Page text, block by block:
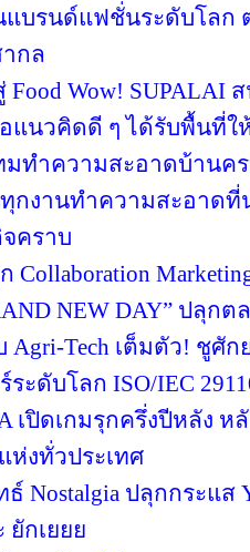
แบรนด์แฟชั่นระดับโลก
กล
Food Wow! SUPALAI
อแนวคิดดี ๆ ได้รับพื้นที่ใ
ทำความสะอาดบ้านค
กงานทำความสะอาดที่
คราบ
Collaboration
NEW DAY” ปลุ
Agri-Tech เต็มตัว! ชู
ะดับโลก ISO/IEC
เปิดเกมรุกครึ่งปีหลัง
ห่งทั่วประเทศ
ธ์ Nostalgia ปลุกกระแ
ยักเยยย